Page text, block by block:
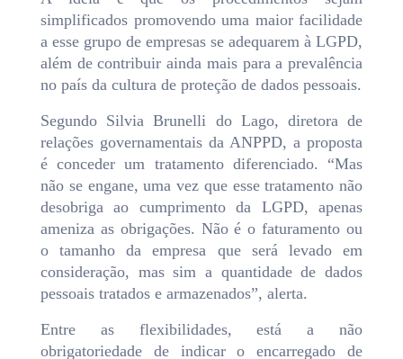
simplificados promovendo uma maior facilidade
a esse grupo de empresas se adequarem à LGPD,
além de contribuir ainda mais para a prevalência
no país da cultura de proteção de dados pessoais.
Segundo Silvia Brunelli do Lago, diretora de
relações governamentais da ANPPD, a proposta
é conceder um tratamento diferenciado. “Mas
não se engane, uma vez que esse tratamento não
desobriga ao cumprimento da LGPD, apenas
ameniza as obrigações. Não é o faturamento ou
o tamanho da empresa que será levado em
consideração, mas sim a quantidade de dados
pessoais tratados e armazenados”, alerta.
Entre as flexibilidades, está a não
obrigatoriedade de indicar o encarregado de